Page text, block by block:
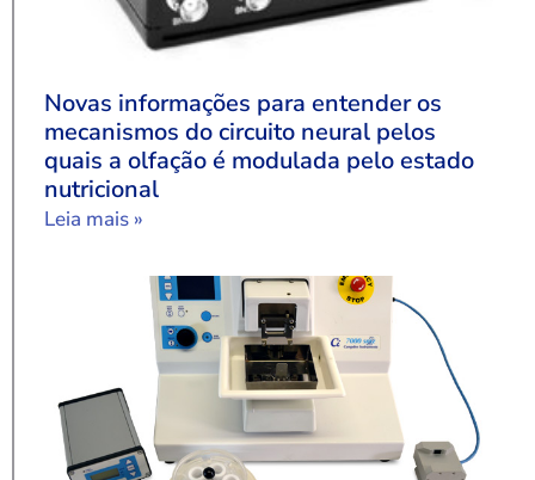
Novas informações para entender os
mecanismos do circuito neural pelos
quais a olfação é modulada pelo estado
nutricional
Leia mais »